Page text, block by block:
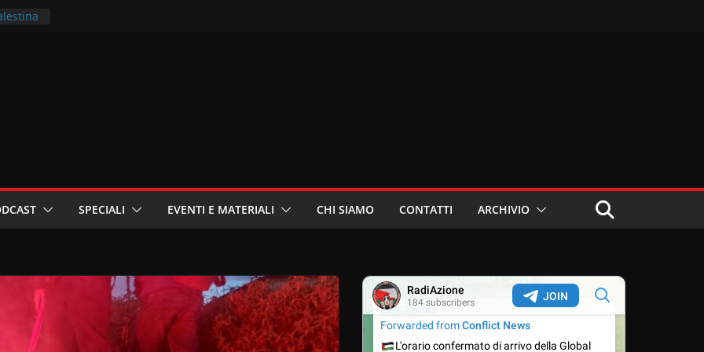
SPECIALI EVENTI E MATERIALI CHI SIAMO CONTATTI ARCHIVIO